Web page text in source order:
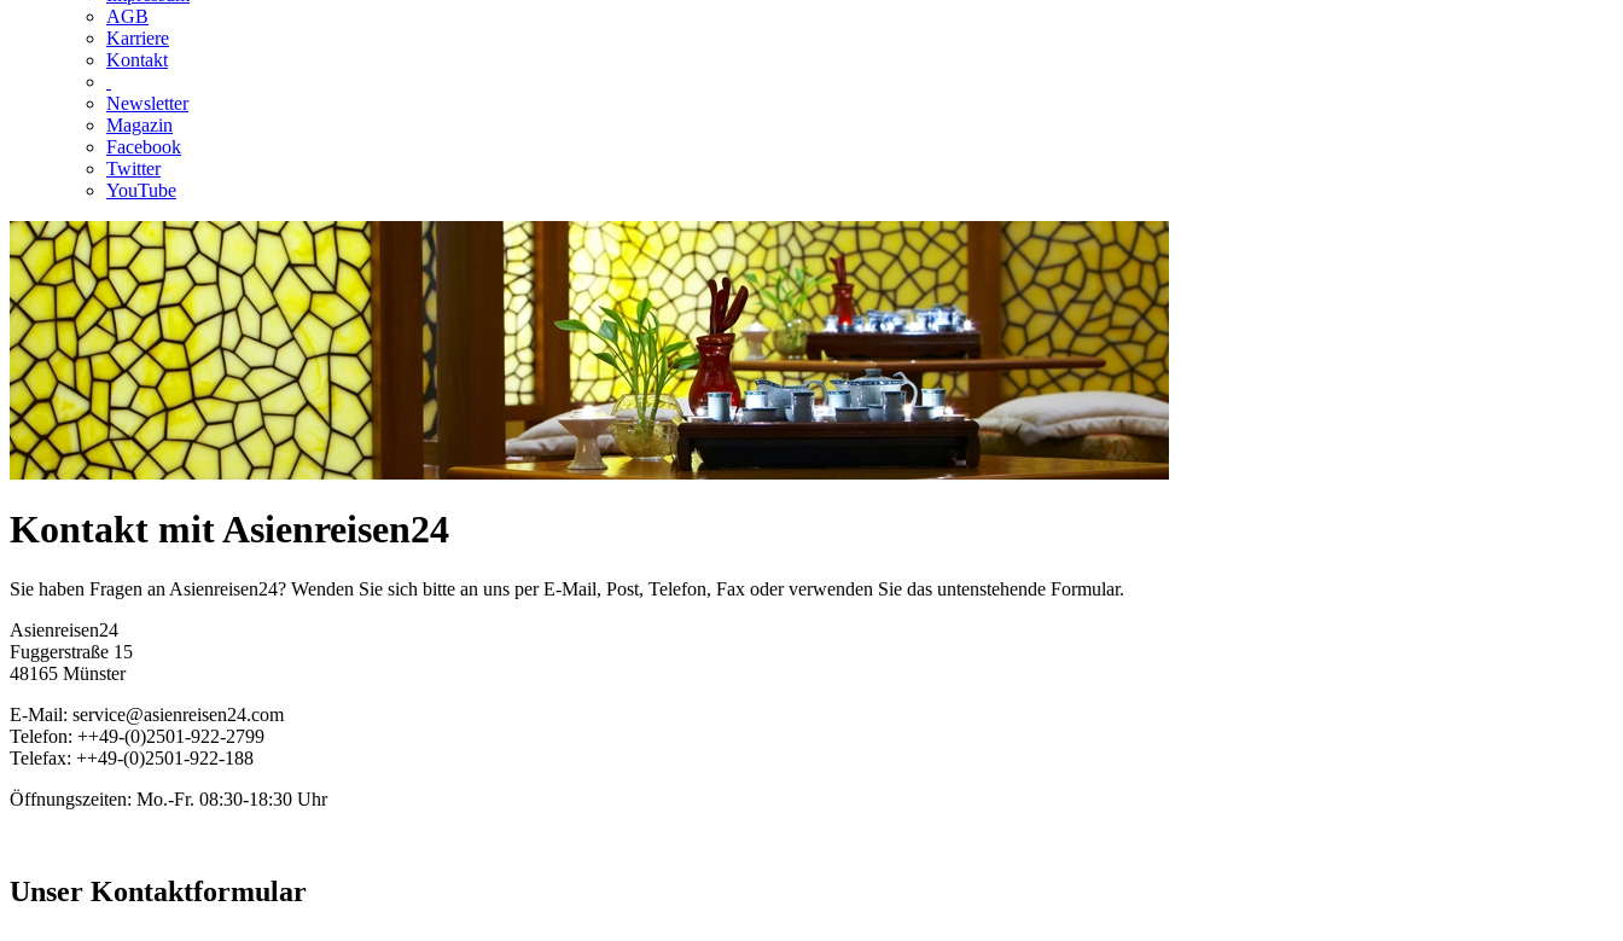
AGB
Karriere
Kontakt
Newsletter
Magazin
Facebook
Twitter
YouTube
Kontakt mit Asienreisen24
Sie haben Fragen an Asienreisen24? Wenden Sie sich bitte an uns per E-Mail, Post, Telefon, Fax oder verwenden Sie das untenstehende Formular.
Asienreisen24
Fuggerstraße 15
48165 Münster
E-Mail: service@asienreisen24.com
Telefon: ++49-(0)2501-922-2799
Telefax: ++49-(0)2501-922-188
Öffnungszeiten: Mo.-Fr. 08:30-18:30 Uhr
Unser Kontaktformular